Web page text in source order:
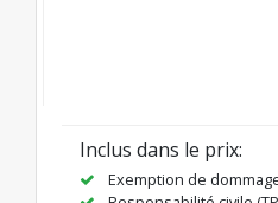
Inclus dans le prix:
Exemption de